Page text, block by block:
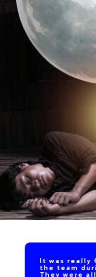
It was really
the team
They were